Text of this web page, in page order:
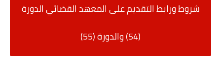
شروط ورابط التقديم على المعهد القضائي الدورة
(54) والدورة (55)